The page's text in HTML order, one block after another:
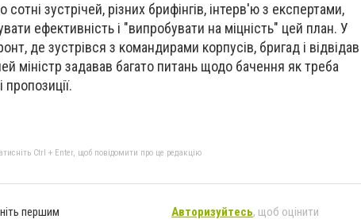
зустрічей, різних брифінгів, інтерв'ю з експертами,
ефективність і "випробувати на міцність" цей план. У
де зустрівся з командирами корпусів, бригад і відвідав
міністр задавав багато питань щодо бачення як треба
пропозиції.
Ctrl + Enter, щоб повідомити про це редакцію
першим Авторизуйтесь, щоб оцінити